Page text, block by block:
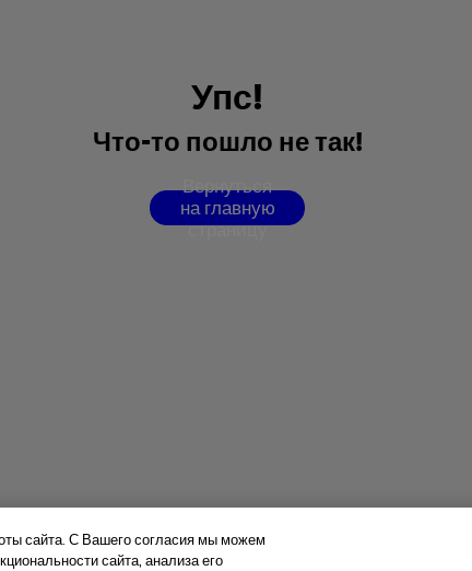
Упс!
Что-то пошло нетак!
Вернуться
на главную
страницу
сайта. С Вашего согласия мы можем
сайта, анализа его